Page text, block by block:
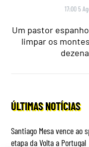
17:00 5
Um pastor
limpar os
ÚLTIMAS NOTÍCIAS
Santiago Mesa vence ao
etapa da Volta a Portugal